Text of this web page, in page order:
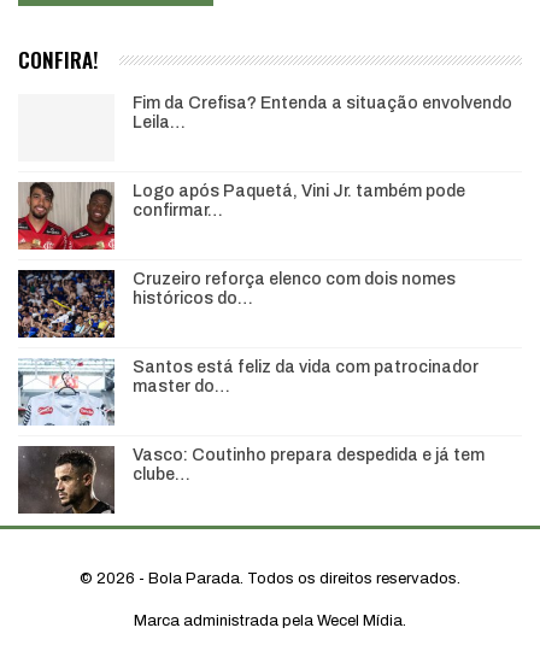
CONFIRA!
Fim da Crefisa? Entenda a situação envolvendo
Leila…
Logo após Paquetá, Vini Jr. também pode
confirmar…
Cruzeiro reforça elenco com dois nomes
históricos do…
Santos está feliz da vida com patrocinador
master do…
Vasco: Coutinho prepara despedida e já tem
clube…
© 2026 - Bola Parada. Todos os direitos reservados.
Marca administrada pela Wecel Mídia.